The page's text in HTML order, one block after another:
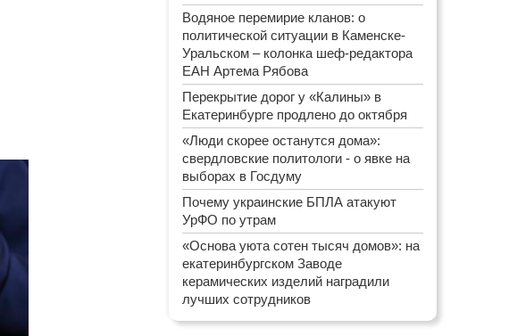
Водяное перемирие кланов: о
политической ситуации в Каменске-
Уральском – колонка шеф-редактора
ЕАН Артема Рябова
Перекрытие дорог у «Калины» в
Екатеринбурге продлено до октября
«Люди скорее останутся дома»:
свердловские политологи - о явке на
выборах в Госдуму
Почему украинские БПЛА атакуют
УрФО по утрам
«Основа уюта сотен тысяч домов»: на
екатеринбургском Заводе
керамических изделий наградили
лучших сотрудников